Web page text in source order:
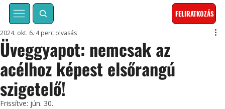
FELIRATKOZÁS
Üveggyapot: nemcsak az
acélhoz képest elsőrangú
szigetelő!
2024. okt. 6. 4 perc olvasás
Frissítve: jún. 30.